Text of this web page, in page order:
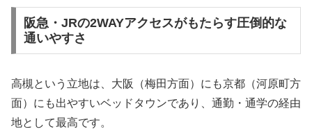
阪急・JRの2WAYアクセスがもたらす圧倒的な
通いやすさ
高槻という立地は、大阪（梅田方面）にも京都（河原町方
面）にも出やすいベッドタウンであり、通勤・通学の経由
地として最高です。